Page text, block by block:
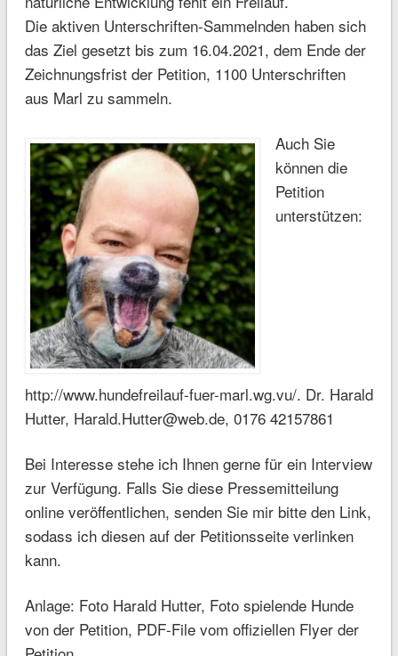
Die aktiven Unterschriften-Sammelnden haben sich
das Ziel gesetzt bis zum 16.04.2021, dem Ende der
Zeichnungsfrist der Petition, 1100 Unterschriften
aus Marl zu sammeln.
Auch Sie
können die
Petition
unterstützen:
http://www.hundefreilauf-fuer-marl.wg.vu/. Dr. Harald
Hutter, Harald.Hutter@web.de, 0176 42157861
Bei Interesse stehe ich Ihnen gerne für ein Interview
zur Verfügung. Falls Sie diese Pressemitteilung
online veröffentlichen, senden Sie mir bitte den Link,
sodass ich diesen auf der Petitionsseite verlinken
kann.
Anlage: Foto Harald Hutter, Foto spielende Hunde
von der Petition, PDF-File vom offiziellen Flyer der